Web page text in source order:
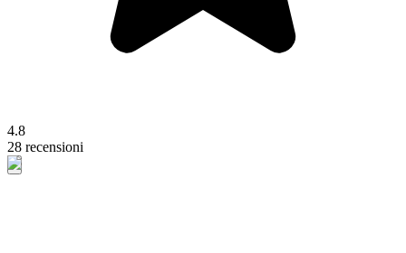
4.8
28 recensioni